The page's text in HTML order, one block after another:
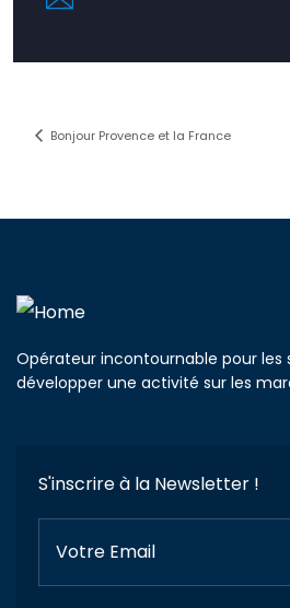
Bonjour Provence et la France
Opérateur incontournable pour les
développer une activité sur les
S'inscrire à la Newsletter !